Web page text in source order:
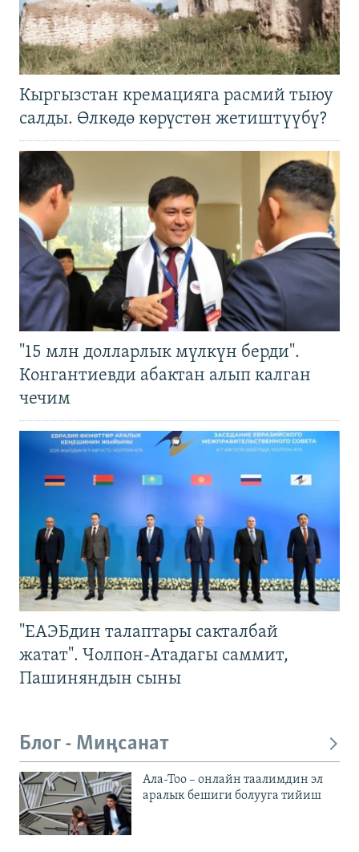
Кыргызстан кремацияга расмий тыюу
салды. Өлкөдө көрүстөн жетиштүүбү?
"15 млн долларлык мүлкүн берди".
Конгантиевди абактан алып калган
чечим
"ЕАЭБдин талаптары сакталбай
жатат". Чолпон-Атадагы саммит,
Пашиняндын сыны
Блог - Миңсанат
Ала-Тоо – онлайн таалимдин эл
аралык бешиги болууга тийиш